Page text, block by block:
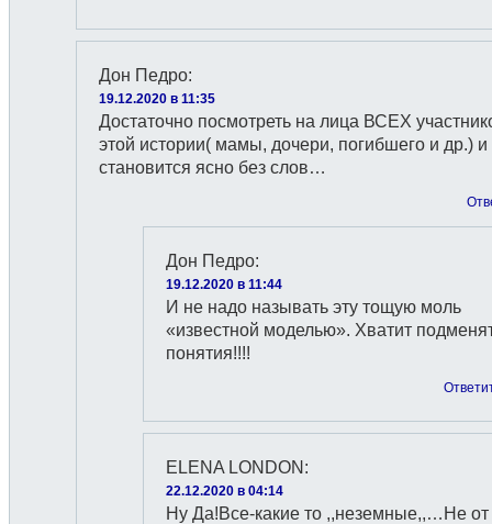
Дон Педро:
19.12.2020 в 11:35
Достаточно посмотреть на лица ВСЕХ
этой истории( мамы, дочери, погибшего и др.) и
становится ясно без слов…
Дон Педро:
19.12.2020 в 11:44
И не надо называть эту тощую моль
«известной моделью». Хватит
понятия!!!!
ЕLENA LONDON :
22.12.2020 в 04:14
Ну Да!Все-какие то ,,неземные,,…Не от